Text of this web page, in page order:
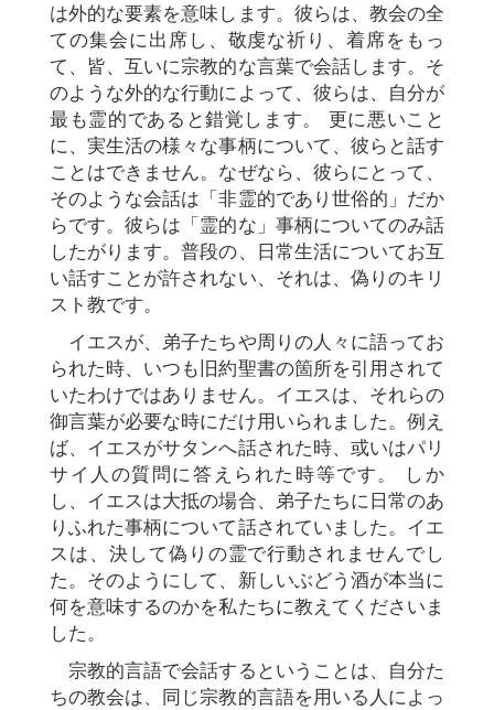
は外的な要素を意味します。彼らは、教会の全
ての集会に出席し、敬虔な祈り、着席をもっ
て、皆、互いに宗教的な言葉で会話します。そ
のような外的な行動によって、彼らは、自分が
最も霊的であると錯覚します。 更に悪いこと
に、実生活の様々な事柄について、彼らと話す
ことはできません。なぜなら、彼らにとって、
そのような会話は「非霊的であり世俗的」だか
らです。彼らは「霊的な」事柄についてのみ話
したがります。普段の、日常生活についてお互
い話すことが許されない、それは、偽りのキリ
スト教です。
イエスが、弟子たちや周りの人々に語ってお
られた時、いつも旧約聖書の箇所を引用されて
いたわけではありません。イエスは、それらの
御言葉が必要な時にだけ用いられました。例え
ば、イエスがサタンへ話された時、或いはパリ
サイ人の質問に答えられた時等です。 しか
し、イエスは大抵の場合、弟子たちに日常のあ
りふれた事柄について話されていました。イエ
スは、決して偽りの霊で行動されませんでし
た。そのようにして、新しいぶどう酒が本当に
何を意味するのかを私たちに教えてくださいま
した。
宗教的言語で会話するということは、自分た
ちの教会は、同じ宗教的言語を用いる人によっ